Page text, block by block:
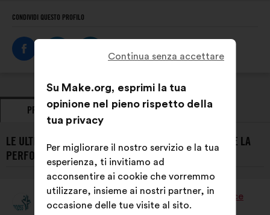
CONDIVIDI QUESTO PROFILO
PROPOSTE PRESE DI POSIZIONE
LE ULTIME PROPOSTE DI L’ASSOCIATION NATIONALE DE LA
PERFORMANCE SOCIALE DU SPORT:
Proposta
L’Association Nationale De La Performance
Sociale Du Sport
Continua senza accettare
Su Make.org, esprimi la tua
opinione nel pieno rispetto della
tua privacy
Per migliorare il nostro servizio e la tua
esperienza, ti invitiamo ad
acconsentire ai cookie che vorremmo
utilizzare, insieme ai nostri partner, in
occasione delle tue visite al sito.